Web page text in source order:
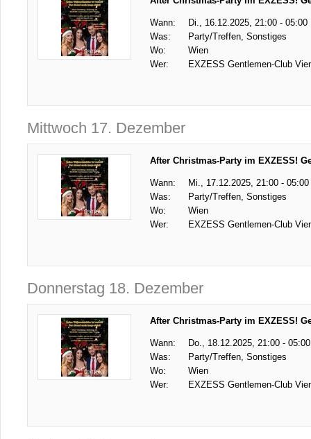
Wann:
Di., 16.12.2025, 21:00 - 05:00
Was:
Party/Treffen, Sonstiges
Wo:
Wien
Wer:
EXZESS Gentlemen-Club
Mittwoch 17. Dezember
After Christmas-Party im EXZESS!
Wann:
Mi., 17.12.2025, 21:00 - 05:00
Was:
Party/Treffen, Sonstiges
Wo:
Wien
Wer:
EXZESS Gentlemen-Club
Donnerstag 18. Dezember
After Christmas-Party im EXZESS!
Wann:
Do., 18.12.2025, 21:00 -
Was:
Party/Treffen, Sonstiges
Wo:
Wien
Wer:
EXZESS Gentlemen-Club